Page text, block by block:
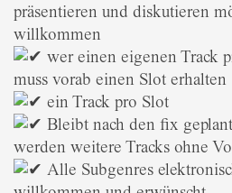
präsentieren und diskutieren
willkommen
wer einen eigenen Track
muss vorab einen Slot erhalten
ein Track pro Slot
Bleibt nach den fix
werden weitere Tracks ohne
Alle Subgenres